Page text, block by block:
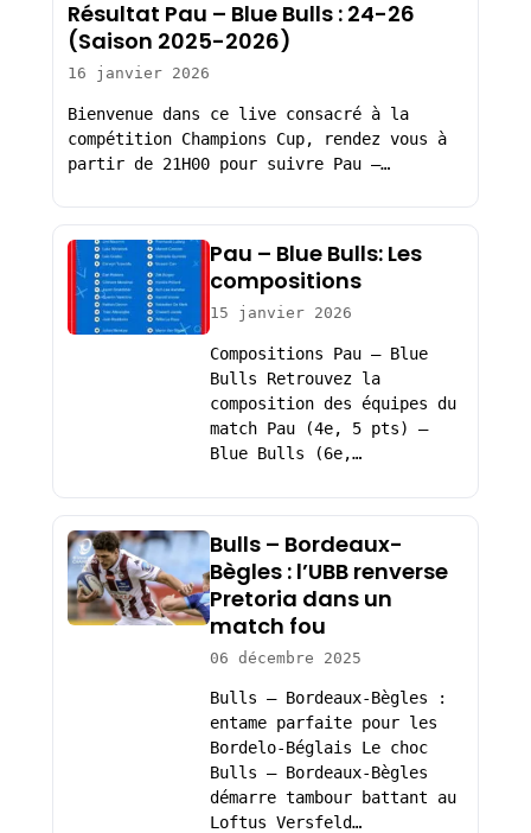
Résultat Pau – Blue Bulls : 24-26
(Saison 2025-2026)
16 janvier 2026
Bienvenue dans ce live consacré à la
compétition Champions Cup, rendez vous à
partir de 21H00 pour suivre Pau –…
Pau – Blue Bulls: Les
compositions
15 janvier 2026
Compositions Pau – Blue
Bulls Retrouvez la
composition des équipes du
match Pau (4e, 5 pts) –
Blue Bulls (6e,…
Bulls – Bordeaux-
Bègles : l’UBB renverse
Pretoria dans un
match fou
06 décembre 2025
Bulls – Bordeaux-Bègles :
entame parfaite pour les
Bordelo-Béglais Le choc
Bulls – Bordeaux-Bègles
démarre tambour battant au
Loftus Versfeld…